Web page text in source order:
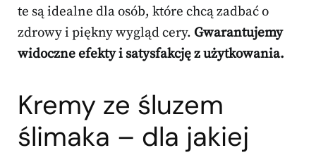
te są idealne dla osób, które chcą zadbać o
zdrowy i piękny wygląd cery. Gwarantujemy
widoczne efekty i satysfakcję z użytkowania.
Kremy ze śluzem
ślimaka – dla jakiej